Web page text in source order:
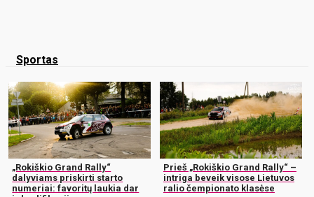
Sportas
„Rokiškio Grand Rally“
dalyviams priskirti starto
numeriai: favoritų laukia dar
Prieš „Rokiškio Grand Rally“ –
intriga beveik visose Lietuvos
ralio čempionato klasėse